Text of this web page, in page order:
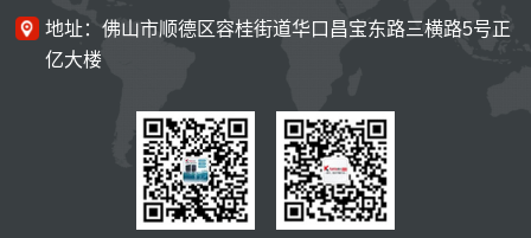
地址：佛山市顺德区容桂街道华口昌宝东路三横路5号正
亿大楼